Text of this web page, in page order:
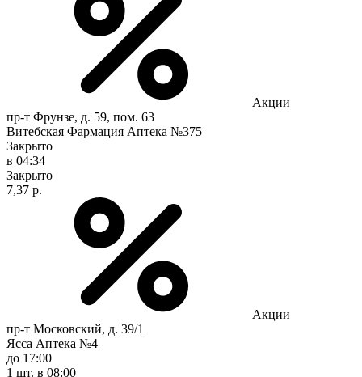
Акции
пр-т Фрунзе, д. 59, пом. 63
Витебская Фармация Аптека №375
Закрыто
в 04:34
Закрыто
7,37 р.
Акции
пр-т Московский, д. 39/1
Ясса Аптека №4
до 17:00
1 шт. в 08:00